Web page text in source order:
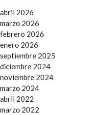
abril 2026
marzo 2026
febrero 2026
enero 2026
septiembre 2025
diciembre 2024
noviembre 2024
marzo 2024
abril 2022
marzo 2022